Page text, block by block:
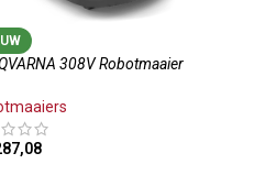
308V Robotmaaier